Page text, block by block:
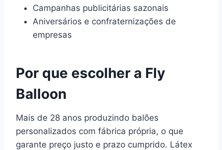
Campanhas publicitárias sazonais
Aniversários e confraternizações de
empresas
Por que escolher a Fly
Balloon
Mais de 28 anos produzindo balões
personalizados com fábrica própria, o que
garante preço justo e prazo cumprido. Látex